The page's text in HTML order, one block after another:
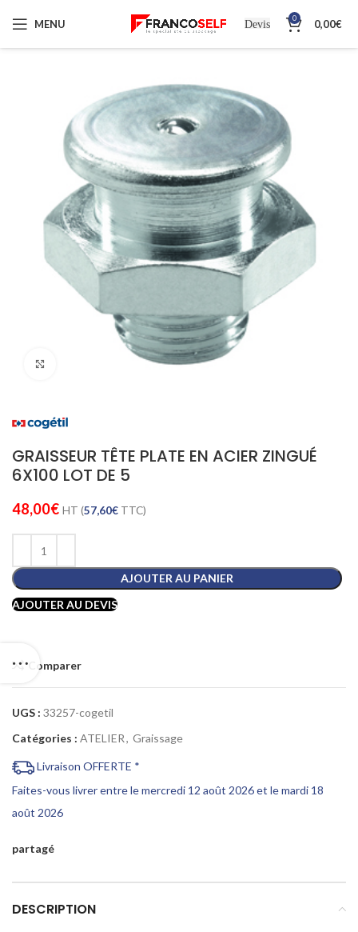
MENU Devis 0 0,00€
Cliquez pour agrandir
GRAISSEUR TÊTE PLATE EN ACIER ZINGUÉ
6X100 LOT DE 5
48,00€ HT (57,60€ TTC)
AJOUTER AU PANIER
AJOUTER AU DEVIS
Comparer
UGS : 33257-cogetil
Catégories : ATELIER, Graissage
Livraison OFFERTE *
Faites-vous livrer entre le mercredi 12 août 2026 et le mardi 18
août 2026
partagé
DESCRIPTION